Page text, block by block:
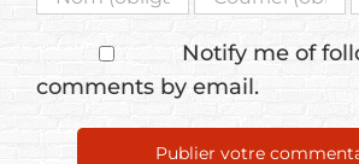
Notify me of
comments by email.